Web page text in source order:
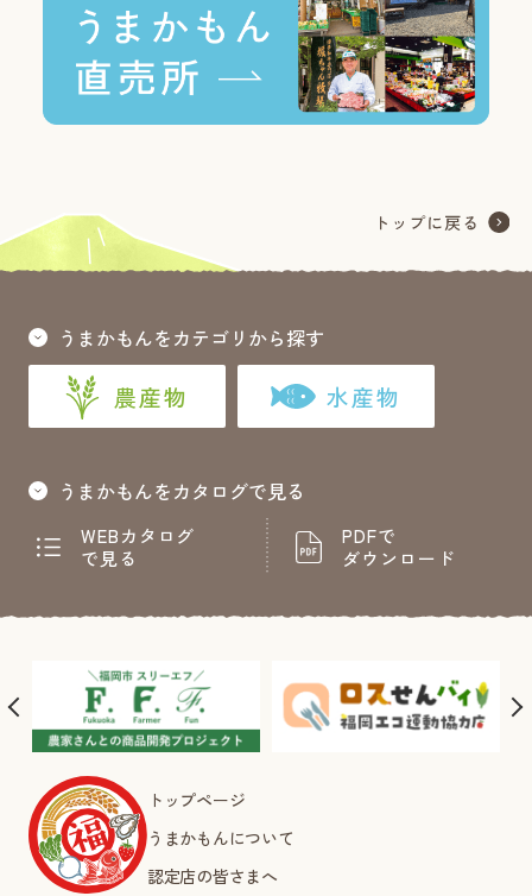
うまかもんをカテゴリから探す
農産物 水産物
うまかもんをカタログで見る
WEBカタログ
で見る
PDFで
ダウンロード
トップページ
うまかもんについて
認定店の皆さまへ